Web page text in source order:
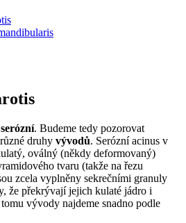
. Budeme tedy pozorovat
druhy vývodů. Serózní acinus v
oválný (někdy deformovaný)
tvaru (takže na řezu
zcela vyplněny sekrečními granuly
že překrývají jejich kulaté jádro i
vývody najdeme snadno podle